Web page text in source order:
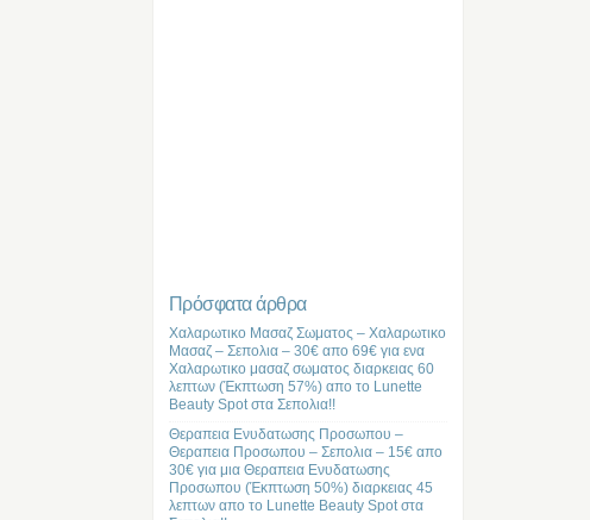
Πρόσφατα άρθρα
Χαλαρωτικο Μασαζ Σωματος – Χαλαρωτικο
Μασαζ – Σεπολια – 30€ απο 69€ για ενα
Χαλαρωτικο μασαζ σωματος διαρκειας 60
λεπτων (Έκπτωση 57%) απο το Lunette
Beauty Spot στα Σεπολια!!
Θεραπεια Ενυδατωσης Προσωπου –
Θεραπεια Προσωπου – Σεπολια – 15€ απο
30€ για μια Θεραπεια Ενυδατωσης
Προσωπου (Έκπτωση 50%) διαρκειας 45
λεπτων απο το Lunette Beauty Spot στα